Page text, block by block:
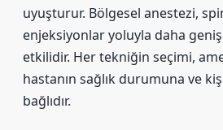
uyuşturur. Bölgesel anestezi,
enjeksiyonlar yoluyla daha
etkilidir. Her tekniğin seçimi,
hastanın sağlık durumuna ve
bağlıdır.